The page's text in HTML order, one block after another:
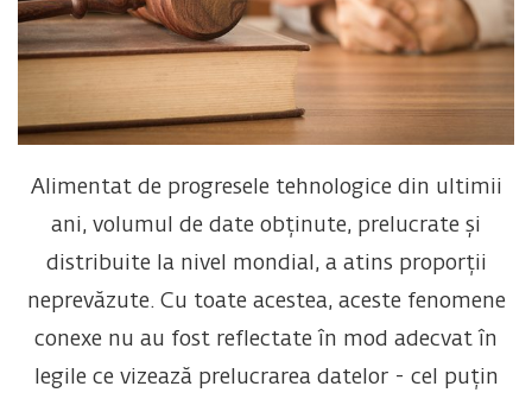
Alimentat de progresele tehnologice din ultimii
ani, volumul de date obținute, prelucrate și
distribuite la nivel mondial, a atins proporții
neprevăzute. Cu toate acestea, aceste fenomene
conexe nu au fost reflectate în mod adecvat în
legile ce vizează prelucrarea datelor - cel puțin